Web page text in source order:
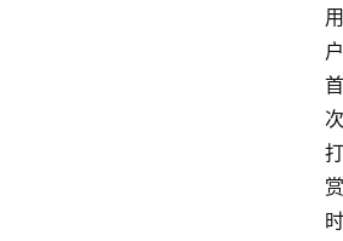
用
户
首
次
打
赏
时